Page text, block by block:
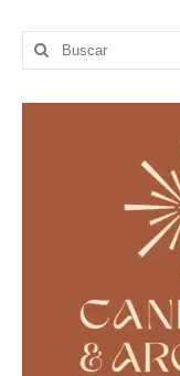
Buscar
por: